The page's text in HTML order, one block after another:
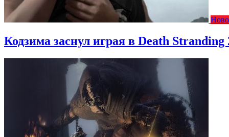
Кодзима заснул играя в Death Stranding